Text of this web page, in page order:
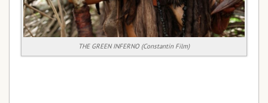
THE GREEN INFERNO (Constantin Film)